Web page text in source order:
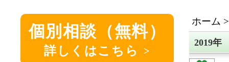
ホーム
2019年
個別相談（無料）
詳しくはこちら